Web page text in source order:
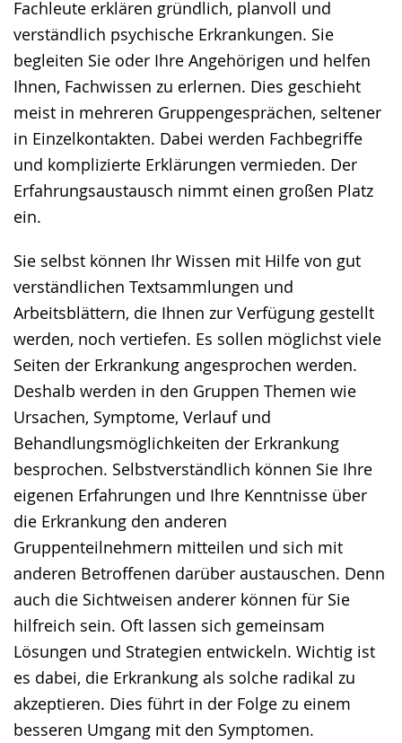
Fachleute erklären gründlich, planvoll und
verständlich psychische Erkrankungen. Sie
begleiten Sie oder Ihre Angehörigen und helfen
Ihnen, Fachwissen zu erlernen. Dies geschieht
meist in mehreren Gruppengesprächen, seltener
in Einzelkontakten. Dabei werden Fachbegriffe
und komplizierte Erklärungen vermieden. Der
Erfahrungsaustausch nimmt einen großen Platz
ein.
Sie selbst können Ihr Wissen mit Hilfe von gut
verständlichen Textsammlungen und
Arbeitsblättern, die Ihnen zur Verfügung gestellt
werden, noch vertiefen. Es sollen möglichst viele
Seiten der Erkrankung angesprochen werden.
Deshalb werden in den Gruppen Themen wie
Ursachen, Symptome, Verlauf und
Behandlungsmöglichkeiten der Erkrankung
besprochen. Selbstverständlich können Sie Ihre
eigenen Erfahrungen und Ihre Kenntnisse über
die Erkrankung den anderen
Gruppenteilnehmern mitteilen und sich mit
anderen Betroffenen darüber austauschen. Denn
auch die Sichtweisen anderer können für Sie
hilfreich sein. Oft lassen sich gemeinsam
Lösungen und Strategien entwickeln. Wichtig ist
es dabei, die Erkrankung als solche radikal zu
akzeptieren. Dies führt in der Folge zu einem
besseren Umgang mit den Symptomen.